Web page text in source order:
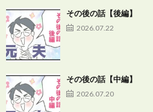
その後の話【後編】
2026.07.22
その後の話【中編】
2026.07.20